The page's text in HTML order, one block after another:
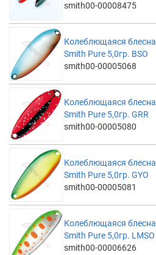
smith00-00008475
Колеблющаяся блесна
Smith Pure 5,0гр. BSO
smith00-00005068
Колеблющаяся блесна
Smith Pure 5,0гр. GRR
smith00-00005080
Колеблющаяся блесна
Smith Pure 5,0гр. GYO
smith00-00005081
Колеблющаяся блесна
Smith Pure 5,0гр. LMSO
smith00-00006626